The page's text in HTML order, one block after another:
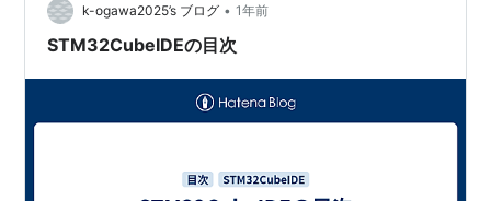
とでいいかなと…
k-ogawa2025’s ブログ • 1年前
STM32CubeIDEの目次